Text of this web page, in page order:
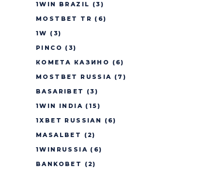
1WIN BRAZIL (3)
MOSTBET TR (6)
1W (3)
PINCO (3)
КОМЕТА КАЗИНО (6)
MOSTBET RUSSIA (7)
BASARIBET
(3)
1WIN INDIA (15)
1XBET RUSSIAN
(6)
MASALBET
(2)
1WINRUSSIA (6)
BANKOBET
(2)